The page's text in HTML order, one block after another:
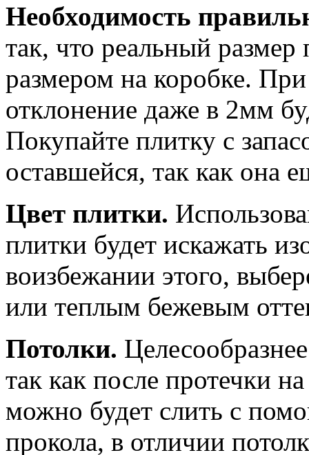
Необходимость
так, что реальный
размером на коробке.
отклонение даже в 2мм
Покупайте плитку с
оставшейся, так как она
Цвет плитки.
плитки будет искажать
воизбежании этого,
или теплым бежевым
Потолки.
так как после протечки
можно будет слить с
прокола, в отличии